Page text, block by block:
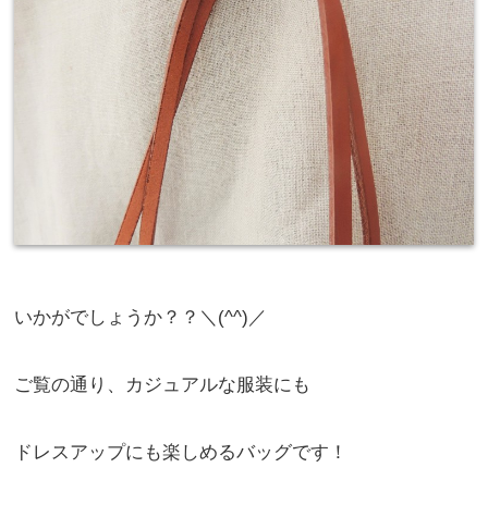
いかがでしょうか？？＼(^^)／
ご覧の通り、カジュアルな服装にも
ドレスアップにも楽しめるバッグです！